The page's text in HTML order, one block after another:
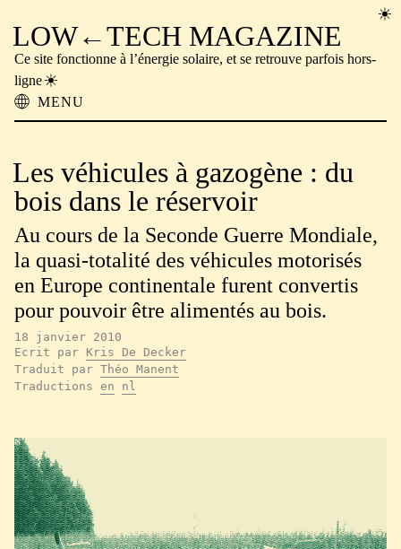
LOW←TECH MAGAZINE
Ce site fonctionne à l’énergie solaire, et se retrouve parfois hors-
ligne
MENU
À propos
Problèmes High-tech
Technologie Ancienne
Lecture hors-ligne
Archive
Faire un don
NTM
Les véhicules à gazogène : du
bois dans le réservoir
Au cours de la Seconde Guerre Mondiale,
la quasi-totalité des véhicules motorisés
en Europe continentale furent convertis
pour pouvoir être alimentés au bois.
18 janvier 2010
Ecrit par Kris De Decker
Traduit par Théo Manent
Traductions
en nl